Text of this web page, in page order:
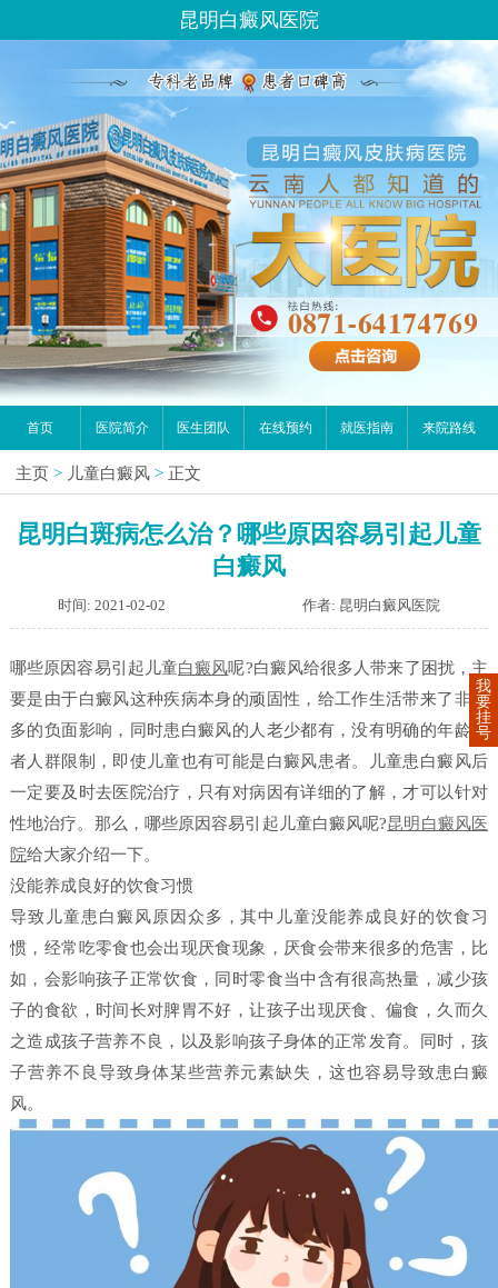
昆明白癜风医院
首页 医院简介 医生团队 在线预约 就医指南 来院路线
主页 > 儿童白癜风 > 正文
昆明白斑病怎么治？哪些原因容易引起儿童
白癜风
时间: 2021-02-02 作者: 昆明白癜风医院
哪些原因容易引起儿童白癜风呢?白癜风给很多人带来了困扰，主
要是由于白癜风这种疾病本身的顽固性，给工作生活带来了非常
多的负面影响，同时患白癜风的人老少都有，没有明确的年龄或
者人群限制，即使儿童也有可能是白癜风患者。儿童患白癜风后
一定要及时去医院治疗，只有对病因有详细的了解，才可以针对
性地治疗。那么，哪些原因容易引起儿童白癜风呢?昆明白癜风医
院给大家介绍一下。
没能养成良好的饮食习惯
导致儿童患白癜风原因众多，其中儿童没能养成良好的饮食习
惯，经常吃零食也会出现厌食现象，厌食会带来很多的危害，比
如，会影响孩子正常饮食，同时零食当中含有很高热量，减少孩
子的食欲，时间长对脾胃不好，让孩子出现厌食、偏食，久而久
之造成孩子营养不良，以及影响孩子身体的正常发育。同时，孩
子营养不良导致身体某些营养元素缺失，这也容易导致患白癜
风。
我
要
挂
号